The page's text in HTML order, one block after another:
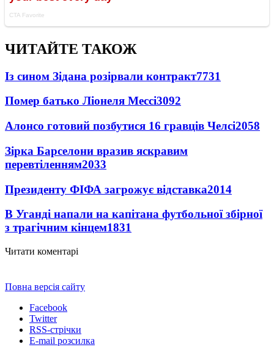
ЧИТАЙТЕ ТАКОЖ
Із сином Зідана розірвали контракт7731
Помер батько Ліонеля Мессі3092
Алонсо готовий позбутися 16 гравців Челсі2058
Зірка Барселони вразив яскравим
перевтіленням2033
Президенту ФІФА загрожує відставка2014
В Уганді напали на капітана футбольної збірної
з трагічним кінцем1831
Читати коментарі
Повна версія сайту
Facebook
Twitter
RSS-стрічки
E-mail розсилка